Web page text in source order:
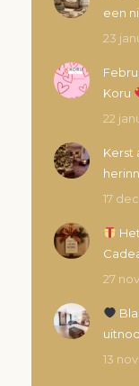
een
23
Koru
22
Kerst
17
27
13